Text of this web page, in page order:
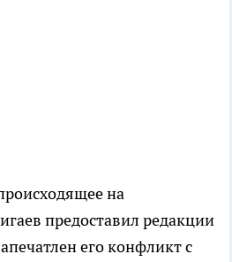
на
предоставил редакции
его конфликт с